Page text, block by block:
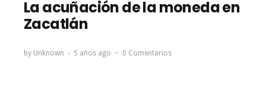
La acuñación de la moneda en
Zacatlán
by Unknown 5 años ago 0 Comentarios